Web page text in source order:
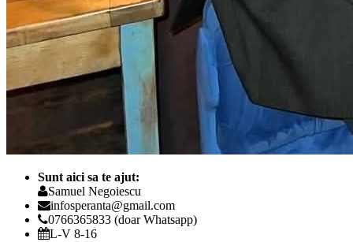
Sunt aici sa te ajut:
Samuel Negoiescu
infosperanta@gmail.com
0766365833 (doar Whatsapp)
L-V 8-16